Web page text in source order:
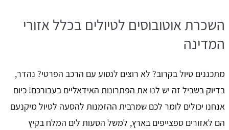
השכרת אוטובוסים לטיולים בכלל אזורי
המדינה
מתכננים טיול בקרוב? לא רוצים לנסוע עם הרכב הפרטי? נהדר,
בדיוק בשביל זה יש לנו את הפתרונות האידאליים בעבורכם! כיום
אנחנו יכולים לומר לכם שמרבית ההזמנות להסעה לטיול מיקנעם
הם לאזורים ספצייפים בארץ, למשל הסעות לים המלח בקיץ